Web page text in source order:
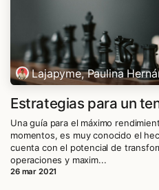
Lajapyme, Paulina
Estrategias para un
Una guía para el máximo
momentos, es muy conocido el
cuenta con el potencial de
operaciones y maxim...
26 mar 2021